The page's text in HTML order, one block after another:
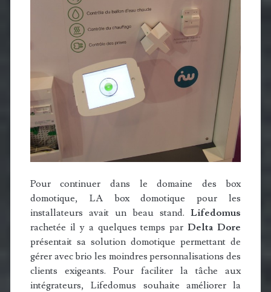
Pour continuer dans le domaine des box
domotique, LA box domotique pour les
installateurs avait un beau stand.Lifedomus
rachetée il y a quelques temps parDelta Dore
présentait sa solution domotique permettant de
gérer avec brio les moindres personnalisations des
clients exigeants. Pour faciliter la tâche aux
intégrateurs, Lifedomus souhaite améliorer la